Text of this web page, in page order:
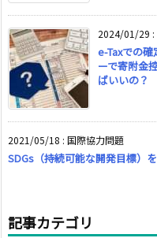
2024/01/29 :
e-Taxでの
ーで寄附金
ばいいの？
2021/05/18 : 国際協力問題
SDGs（持続可能な開発目標）
記事カテゴリ